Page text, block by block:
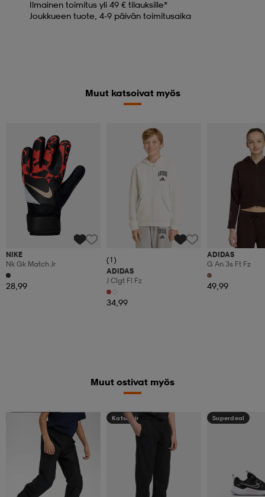
Ilmainen toimitus yli 49 € tilauksille*
Joukkueen tuote, 4-9 päivän toimitusaika
Muut katsoivat myös
NIKE
Nk Gk Match Jr
28,99
(1)
ADIDAS
J Clgt Fl Fz
34,99
ADIDAS
G An 3s Ft Fz
49,99
Muut ostivat myös
Kampanja -25% Katso hintaa Superdeal